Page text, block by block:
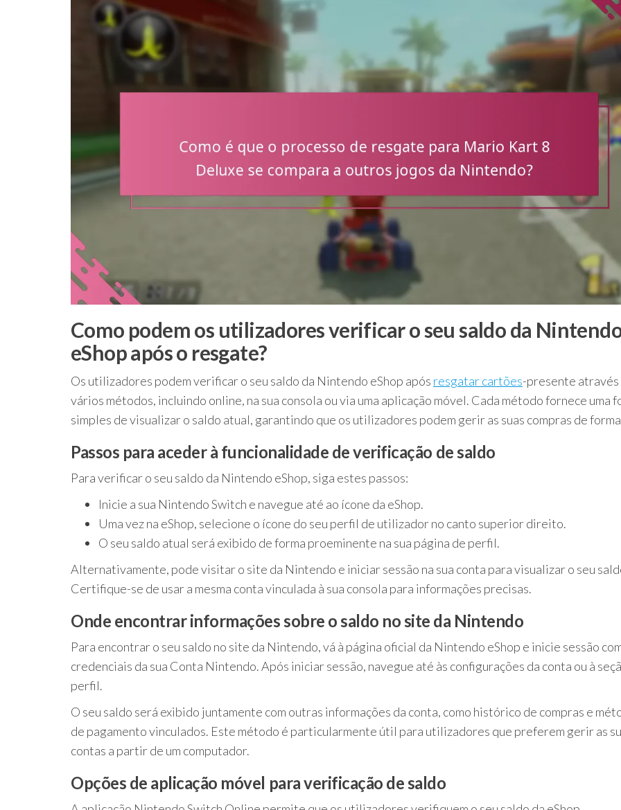
Como podem os utilizadores verificar o seu saldo da
eShop após o resgate?
Os utilizadores podem verificar o seu saldo da Nintendo eShop após resgatar cartões-presente através
vários métodos, incluindo online, na sua consola ou via uma aplicação móvel. Cada método fornece uma
simples de visualizar o saldo atual, garantindo que os utilizadores podem gerir as suas compras de
Passos para aceder à funcionalidade de verificação de saldo
Para verificar o seu saldo da Nintendo eShop, siga estes passos:
Inicie a sua Nintendo Switch e navegue até ao ícone da eShop.
Uma vez na eShop, selecione o ícone do seu perfil de utilizador no canto superior direito.
O seu saldo atual será exibido de forma proeminente na sua página de perfil.
Alternativamente, pode visitar o site da Nintendo e iniciar sessão na sua conta para visualizar o seu
Certifique-se de usar a mesma conta vinculada à sua consola para informações precisas.
Onde encontrar informações sobre o saldo no site da Nintendo
Para encontrar o seu saldo no site da Nintendo, vá à página oficial da Nintendo eShop e inicie sessão
credenciais da sua Conta Nintendo. Após iniciar sessão, navegue até às configurações da conta ou à
perfil.
O seu saldo será exibido juntamente com outras informações da conta, como histórico de compras e
de pagamento vinculados. Este método é particularmente útil para utilizadores que preferem gerir as
contas a partir de um computador.
Opções de aplicação móvel para verificação de saldo